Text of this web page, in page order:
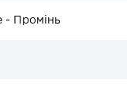
- Промінь